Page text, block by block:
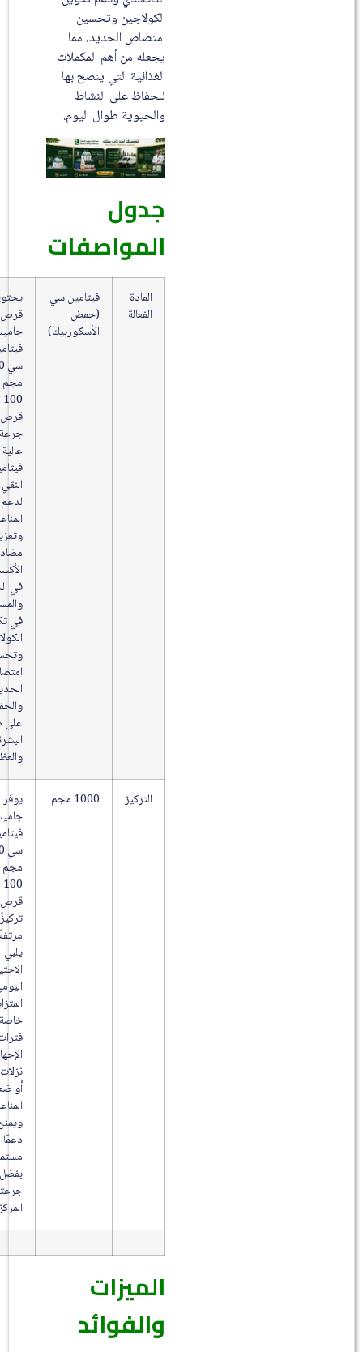
الكولاجين وتحسين
امتصاص الحديد، مما
يجعله من أهم المكملات
الغذائية التي ينصح بها
للحفاظ على النشاط
والحيوية طوال اليوم.
جدول
المواصفات
فيتامين سي
(حمض
الأسكوربيك)
يحتوي كل
قرص من
جاميسون
سي 1000
قرص على
عالية من
فيتامين C
في الجسم
والمساعدة
في تكوين
الكولاجين
وتحسين
امتصاص
والحفاظ
على صحة
1000 مجم
يوفر
جاميسون
سي 1000
خاصة في
الإجهاد أو
نزلات البرد
الميزات
والفوائد